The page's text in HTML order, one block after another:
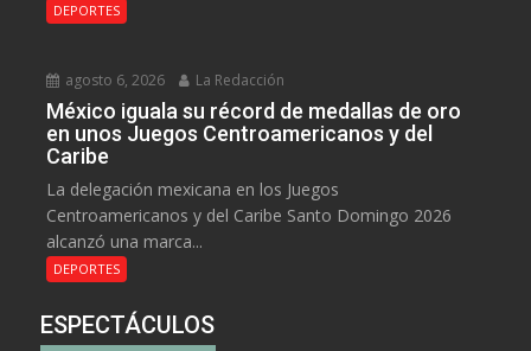
DEPORTES
agosto 6, 2026 La Redacción
México iguala su récord de medallas de oro
en unos Juegos Centroamericanos y del
Caribe
La delegación mexicana en los Juegos
Centroamericanos y del Caribe Santo Domingo 2026
alcanzó una marca...
DEPORTES
ESPECTÁCULOS